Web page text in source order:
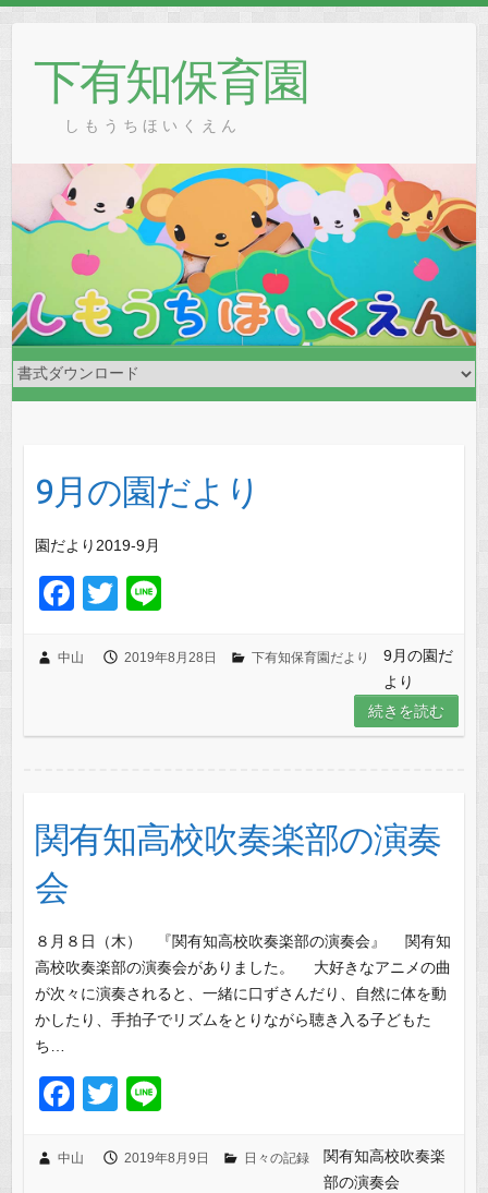
content下有知保育園
し も う ち ほ い く え ん
9月の園だより
園だより2019-9月
F
c
b
k
T
tt
e
中山 2019年8月28日 下有知保育園だより
9月の園だ
より
続きを読む
関有知高校吹奏楽部の演奏
会
８月８日（木） 『関有知高校吹奏楽部の演奏会』 関有知
高校吹奏楽部の演奏会がありました。 大好きなアニメの曲
が次々に演奏されると、一緒に口ずさんだり、自然に体を動
かしたり、手拍子でリズムをとりながら聴き入る子どもた
ち…
F
c
T
tt
e
中山 2019年8月9日 日々の記録
関有知高校吹奏楽
部の演奏会